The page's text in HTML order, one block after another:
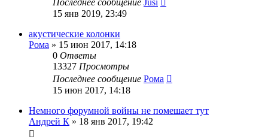
15 янв 2019, 23:49
акустические колонки
Рома » 15 июн 2017, 14:18
0 Ответы
13327 Просмотры
Последнее сообщение Рома
15 июн 2017, 14:18
Немного форумной войны не помешает тут
Андрей К » 18 янв 2017, 19:42